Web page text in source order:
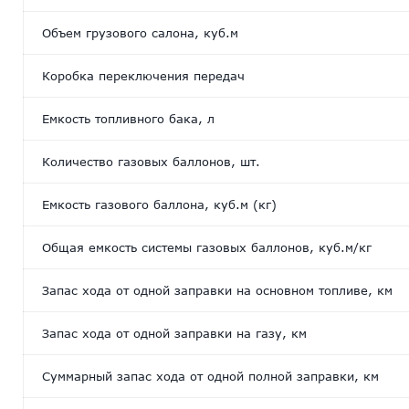
Объем грузового салона, куб.м
Коробка переключения передач
Емкость топливного бака, л
Количество газовых баллонов, шт.
Емкость газового баллона, куб.м (кг)
Общая емкость системы газовых баллонов, куб.м/кг
Запас хода от одной заправки на основном топливе, км
Запас хода от одной заправки на газу, км
Суммарный запас хода от одной полной заправки, км